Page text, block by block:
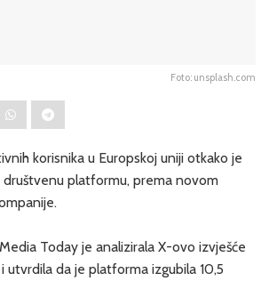
Foto: unsplash.com
korisnika u Europskoj uniji otkako je
društvenu platformu, prema novom
Today je analizirala X-ovo izvješće
da je platforma izgubila 10,5